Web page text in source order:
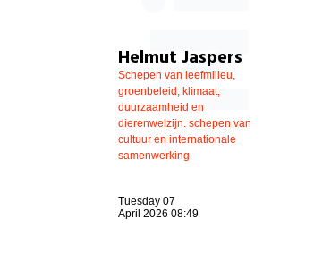
Helmut Jaspers
Schepen van leefmilieu,
groenbeleid, klimaat,
duurzaamheid en
dierenwelzijn. schepen van
cultuur en internationale
samenwerking
Tuesday 07
April 2026 08:49